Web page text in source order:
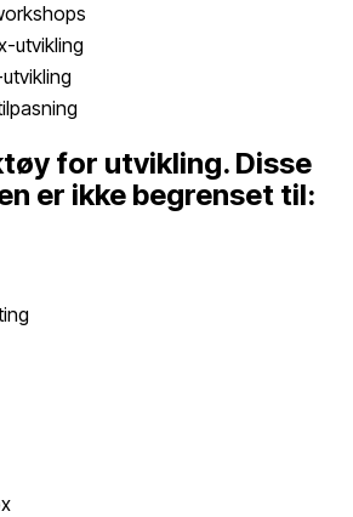
utvikling
for utvikling. Disse
er ikke begrenset til: